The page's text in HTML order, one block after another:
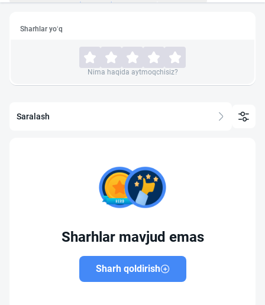
Sharhlar yo‘q
Nima haqida aytmoqchisiz?
Saralash
Sharhlar mavjud emas
Sharh qoldirish